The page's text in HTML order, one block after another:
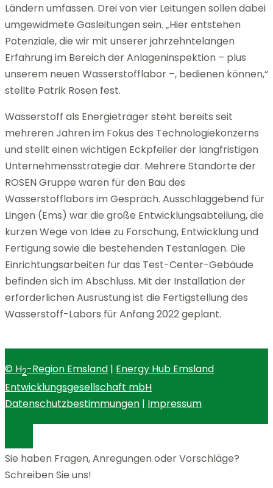
Ländern umfassen. Drei von vier Leitungen sollen dabei
umgewidmete Gasleitungen sein. „Hier entstehen
Potenziale, die wir mit unserer jahrzehntelangen
Erfahrung im Bereich der Anlageninspektion – plus
unserem neuen Wasserstofflabor –, bedienen können,“
stellte Patrik Rosen fest.
Wasserstoff als Energieträger steht bereits seit
mehreren Jahren im Fokus des Technologiekonzerns
und stellt einen wichtigen Eckpfeiler der langfristigen
Unternehmensstrategie dar. Mehrere Standorte der
ROSEN Gruppe waren für den Bau des
Wasserstofflabors im Gespräch. Ausschlaggebend für
Lingen (Ems) war die große Entwicklungsabteilung, die
kurzen Wege von Idee zu Forschung, Entwicklung und
Fertigung sowie die bestehenden Testanlagen. Die
Einrichtungsarbeiten für das Test-Center-Gebäude
befinden sich im Abschluss. Mit der Installation der
erforderlichen Ausrüstung ist die Fertigstellung des
Wasserstoff-Labors für Anfang 2022 geplant.
© H2-Region Emsland | Energy Hub Emsland
Entwicklungsgesellschaft mbH
Datenschutzbestimmungen | Impressum
Sie haben Fragen, Anregungen oder Vorschläge?
Schreiben Sie uns!